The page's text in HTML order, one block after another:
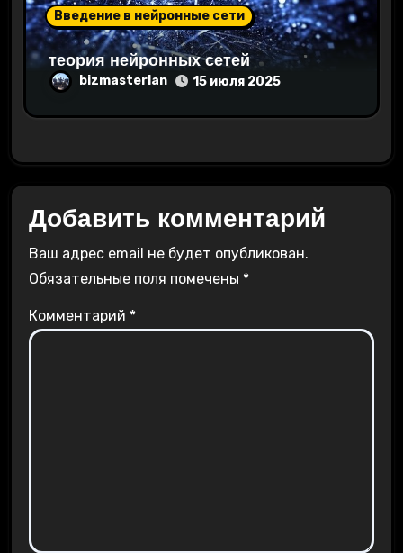
Введение в нейронные сети
теория нейронных сетей
bizmasterlan 15 июля 2025
Добавить комментарий
Ваш адрес email не будет опубликован.
Обязательные поля помечены *
Комментарий *